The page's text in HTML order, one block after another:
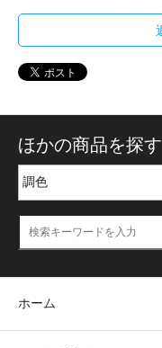
ほかの商品を探す
ホーム